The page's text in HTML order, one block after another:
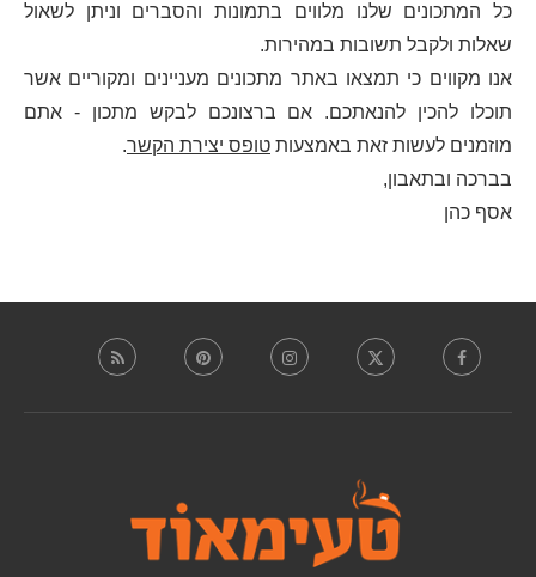
כל המתכונים שלנו מלווים בתמונות והסברים וניתן לשאול
שאלות ולקבל תשובות במהירות.
אנו מקווים כי תמצאו באתר מתכונים מעניינים ומקוריים אשר
תוכלו להכין להנאתכם. אם ברצונכם לבקש מתכון - אתם
מוזמנים לעשות זאת באמצעות טופס יצירת הקשר.
בברכה ובתאבון,
אסף כהן